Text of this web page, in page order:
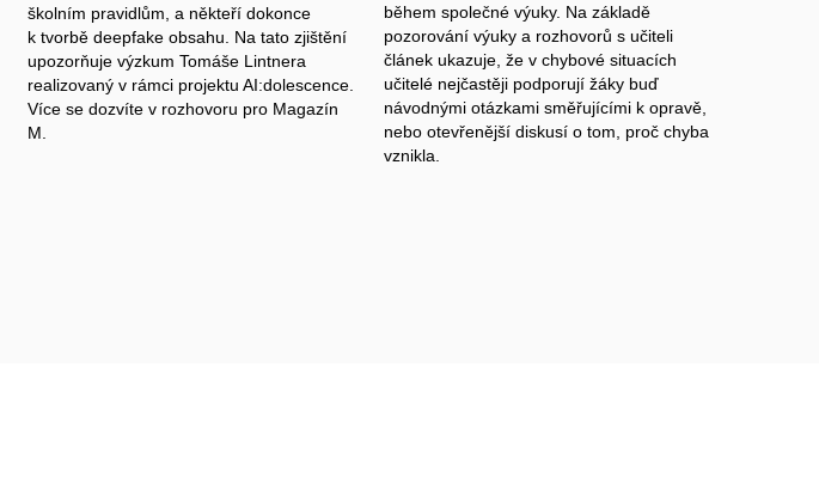
školním pravidlům, a někteří dokonce
k tvorbě deepfake obsahu. Na tato zjištění
upozorňuje výzkum Tomáše Lintnera
realizovaný v rámci projektu AI:dolescence.
Více se dozvíte v rozhovoru pro Magazín
M.
během společné výuky. Na základě
pozorování výuky a rozhovorů s učiteli
článek ukazuje, že v chybové situacích
učitelé nejčastěji podporují žáky buď
návodnými otázkami směřujícími k opravě,
nebo otevřenější diskusí o tom, proč chyba
vznikla.